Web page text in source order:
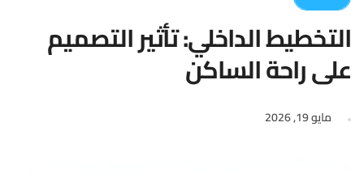
التخطيط الداخلي: تأثير التصميم
على راحة الساكن
مايو 19, 2026